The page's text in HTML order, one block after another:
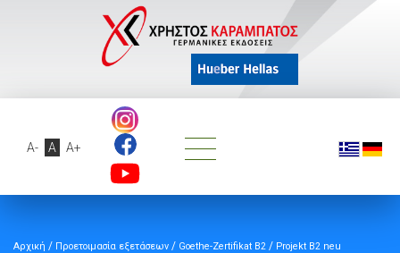
A- A A+
Αρχική / Προετοιμασία εξετάσεων / Goethe-Zertifikat B2 / Projekt B2 neu